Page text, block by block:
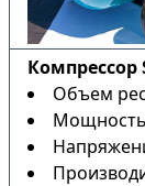
Компрессор
Объем